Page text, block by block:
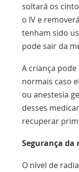
soltará os
o IV e
tenham sido
pode sair da
A criança
normais caso
ou anestesia
desses
recuperar
Segurança da
O nível de